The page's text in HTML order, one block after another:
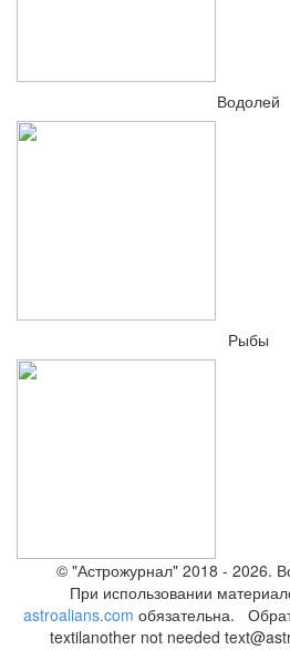
Водолей
Рыбы
© "Астрожурнал" 2018 - 2026.
При использовании
astroalians.com обязательна.
textilanother not needed text